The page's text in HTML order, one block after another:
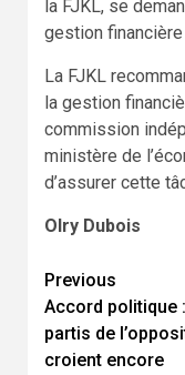
la FJKL, se
gestion financière
La FJKL
la gestion
commission
ministère de
d’assurer cette
Olry Dubois
Continue
Reading
Previous
Accord politique
partis de
croient encore